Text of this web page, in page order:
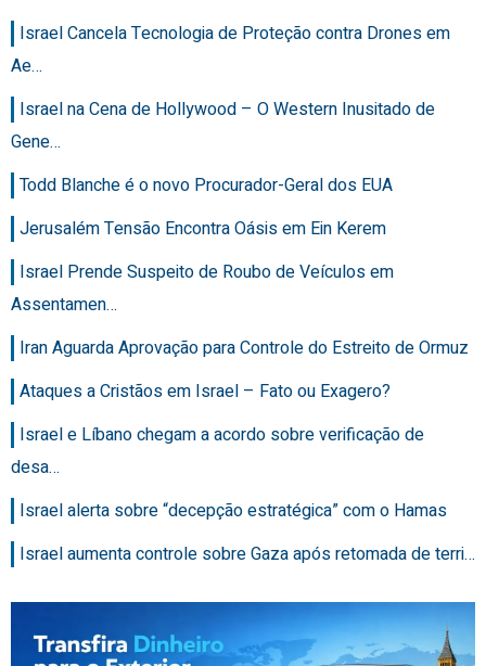
Israel Cancela Tecnologia de Proteção contra Drones em
Ae…
Israel na Cena de Hollywood – O Western Inusitado de
Gene…
Todd Blanche é o novo Procurador-Geral dos EUA
Jerusalém Tensão Encontra Oásis em Ein Kerem
Israel Prende Suspeito de Roubo de Veículos em
Assentamen…
Iran Aguarda Aprovação para Controle do Estreito de Ormuz
Ataques a Cristãos em Israel – Fato ou Exagero?
Israel e Líbano chegam a acordo sobre verificação de
desa…
Israel alerta sobre “decepção estratégica” com o Hamas
Israel aumenta controle sobre Gaza após retomada de terri…